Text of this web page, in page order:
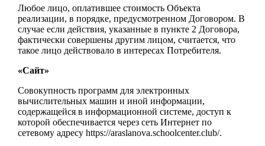
Любое лицо, оплатившее стоимость Объекта
реализации, в порядке, предусмотренном Договором. В
случае если действия, указанные в пункте 2 Договора,
фактически совершены другим лицом, считается, что
такое лицо действовало в интересах Потребителя.
«Сайт»
Совокупность программ для электронных
вычислительных машин и иной информации,
содержащейся в информационной системе, доступ к
которой обеспечивается через сеть Интернет по
сетевому адресу https://araslanova.schoolcenter.club/.